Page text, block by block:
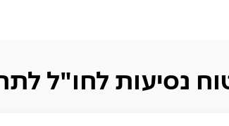
נסיעות לחו"ל